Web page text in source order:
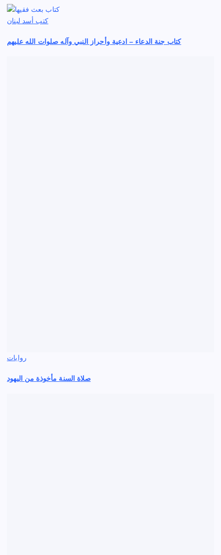
كتب أسد لبنان
كتاب جنة الدعاء – ادعية وأحراز النبي وآله صلوات الله عليهم